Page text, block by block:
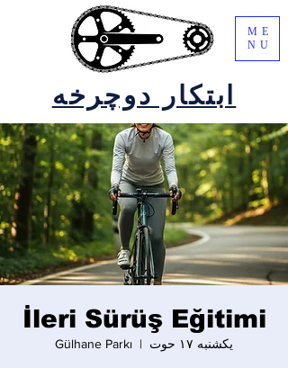
ابتکار دوچرخه
ME
NU
İleri Sürüş Eğitimi
یکشنبه ۱۷ حوت
  |
Gülhane Parkı